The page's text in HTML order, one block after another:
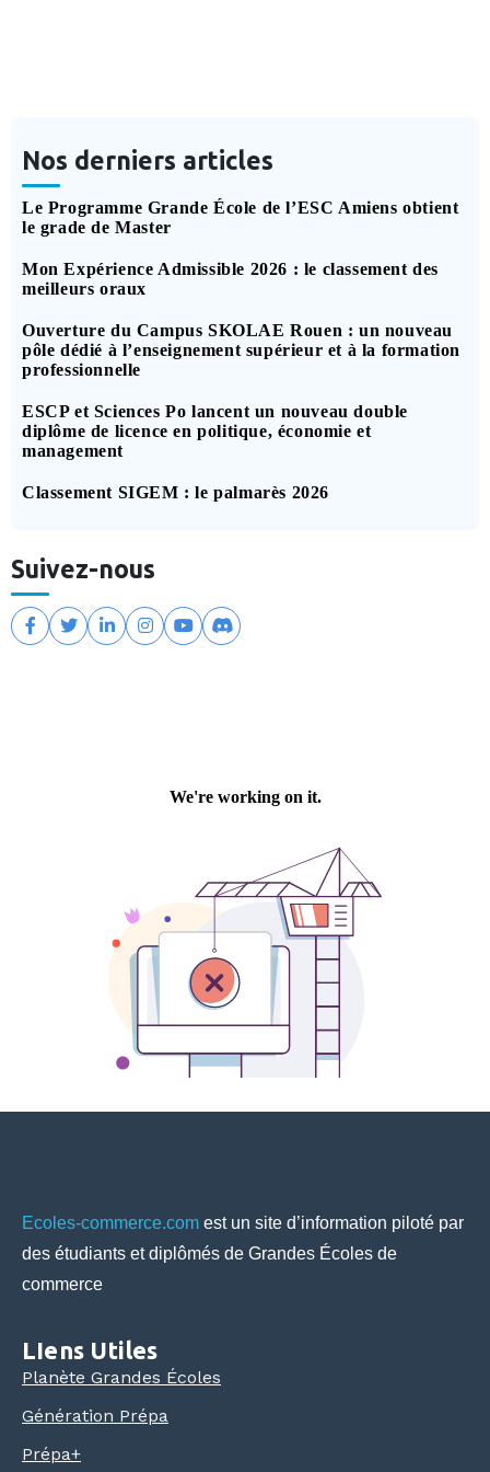
Nos derniers articles
Le Programme Grande École de l’ESC Amiens obtient
le grade de Master
Mon Expérience Admissible 2026 : le classement des
meilleurs oraux
Ouverture du Campus SKOLAE Rouen : un nouveau
pôle dédié à l’enseignement supérieur et à la formation
professionnelle
ESCP et Sciences Po lancent un nouveau double
diplôme de licence en politique, économie et
management
Classement SIGEM : le palmarès 2026
Suivez-nous
Ecoles-commerce.com est un site d’information piloté par
des étudiants et diplômés de Grandes Écoles de
commerce
LIens Utiles
Planète Grandes Écoles
Génération Prépa
Prépa+